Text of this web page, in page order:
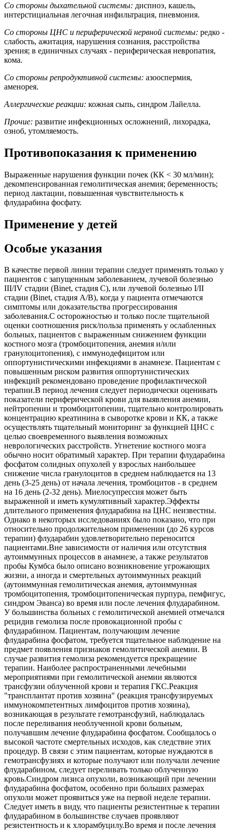
Со стороны дыхательной системы: диспноэ, кашель,
интерстициальная легочная инфильтрация, пневмония.
Со стороны ЦНС и периферической нервной системы: редко -
слабость, ажитация, нарушения сознания, расстройства
зрения; в единичных случаях - периферическая невропатия,
кома.
Со стороны репродуктивной системы: азооспермия,
аменорея.
Аллергические реакции: кожная сыпь, синдром Лайелла.
Прочие: развитие инфекционных осложнений, лихорадка,
озноб, утомляемость.
Противопоказания к применению
Выраженные нарушения функции почек (КК < 30 мл/мин);
декомпенсированная гемолитическая анемия; беременность;
период лактации, повышенная чувствительность к
флударабина фосфату.
Применение у детей
Особые указания
В качестве первой линии терапии следует применять только у
пациентов с запущенным заболеванием, лучевой болезнью
III/IV стадии (Binet, стадия С), или лучевой болезнью I/II
стадии (Binet, стадия А/В), когда у пациента отмечаются
симптомы или доказательства прогрессирования
заболевания.С осторожностью и только после тщательной
оценки соотношения риск/польза применять у ослабленных
больных, пациентов с выраженным снижением функции
костного мозга (тромбоцитопения, анемия и/или
гранулоцитопения), с иммунодефицитом или
оппортунистическими инфекциями в анамнезе. Пациентам с
повышенным риском развития оппортунистических
инфекций рекомендовано проведение профилактической
терапии.В период лечения следует периодически оценивать
показатели периферической крови для выявления анемии,
нейтропении и тромбоцитопении, тщательно контролировать
концентрацию креатинина в сыворотке крови и КК, а также
осуществлять тщательный мониторинг за функцией ЦНС с
целью своевременного выявления возможных
неврологических расстройств. Угнетение костного мозга
обычно носит обратимый характер. При терапии флударабина
фосфатом солидных опухолей у взрослых наибольшее
снижение числа гранулоцитов в среднем наблюдается на 13
день (3-25 день) от начала лечения, тромбоцитов - в среднем
на 16 день (2-32 день). Миелосупрессия может быть
выраженной и иметь кумулятивный характер.Эффекты
длительного применения флударабина на ЦНС неизвестны.
Однако в некоторых исследованиях было показано, что при
относительно продолжительном применении (до 26 курсов
терапии) флударабин удовлетворительно переносится
пациентами.Вне зависимости от наличия или отсутствия
аутоиммунных процессов в анамнезе, а также результатов
пробы Кумбса было описано возникновение угрожающих
жизни, а иногда и смертельных аутоиммунных реакций
(аутоиммунная гемолитическая анемия, аутоиммунная
тромбоцитопения, тромбоцитопеническая пурпура, пемфигус,
синдром Эванса) во время или после лечения флударабином.
У большинства больных с гемолитической анемией отмечался
рецидив гемолиза после провокационной пробы с
флударабином. Пациентам, получающим лечение
флударабина фосфатом, требуется тщательное наблюдение на
предмет появления признаков гемолитической анемии. В
случае развития гемолиза рекомендуется прекращение
терапии. Наиболее распространенными лечебными
мероприятиями при гемолитической анемии являются
трансфузии облученной крови и терапия ГКС.Реакция
"трансплантат против хозяина" (реакция трансфузируемых
иммунокомпетентных лимфоцитов против хозяина),
возникающая в результате гемотрансфузий, наблюдалась
после переливания необлученной крови больным,
получавшим лечение флударабина фосфатом. Сообщалось о
высокой частоте смертельных исходов, как следствие этих
процедур. В связи с этим пациентам, которые нуждаются в
гемотрансфузиях и которые получают или получали лечение
флударабином, следует переливать только облученную
кровь.Синдром лизиса опухоли, возникающий при лечении
флударабина фосфатом, особенно при больших размерах
опухоли может проявиться уже на первой неделе терапии.
Следует иметь в виду, что пациенты резистентные к терапии
флударабином в большинстве случаев проявляют
резистентность и к хлорамбуцилу.Во время и после лечения